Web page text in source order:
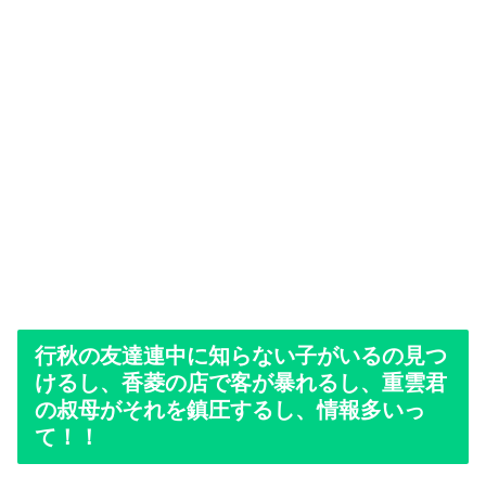
行秋の友達連中に知らない子がいるの見つ
けるし、香菱の店で客が暴れるし、重雲君
の叔母がそれを鎮圧するし、情報多いっ
て！！